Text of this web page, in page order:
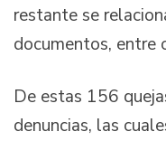
restante se
documentos, entre
De estas 156
denuncias, las